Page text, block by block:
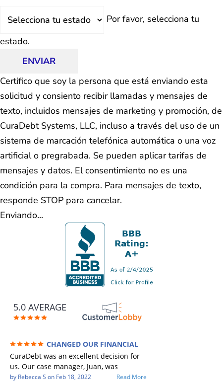
Por favor, selecciona tu
estado.
ENVIAR
Certifico que soy la persona que está enviando esta
solicitud y consiento recibir llamadas y mensajes de
texto, incluidos mensajes de marketing y promoción, de
CuraDebt Systems, LLC, incluso a través del uso de un
sistema de marcación telefónica automática o una voz
artificial o pregrabada. Se pueden aplicar tarifas de
mensajes y datos. El consentimiento no es una
condición para la compra. Para mensajes de texto,
responde STOP para cancelar.
Enviando...
5.0 AVERAGE
CHANGED OUR FINANCIAL
FUTURE (credit 200 Points / 90 K in debt
GONE)
CuraDebt was an excellent decision for
us. Our case manager, Juan, was
incredible to work with. He and Julio
by Rebecca S on Feb 18, 2022 Read More